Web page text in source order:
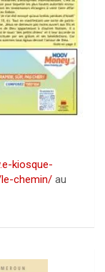
kiosque-
chemin/ au